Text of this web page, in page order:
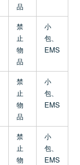
品
禁
止
物
品
小
包、
EMS
禁
止
物
品
小
包、
EMS
禁
止
物
小
包、
EMS